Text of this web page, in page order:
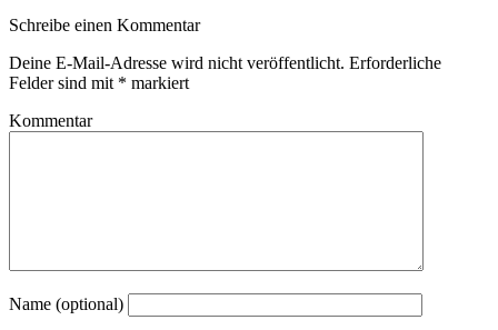
Schreibe einen Kommentar
Deine E-Mail-Adresse wird nicht veröffentlicht. Erforderliche
Felder sind mit * markiert
Kommentar
Name (optional)